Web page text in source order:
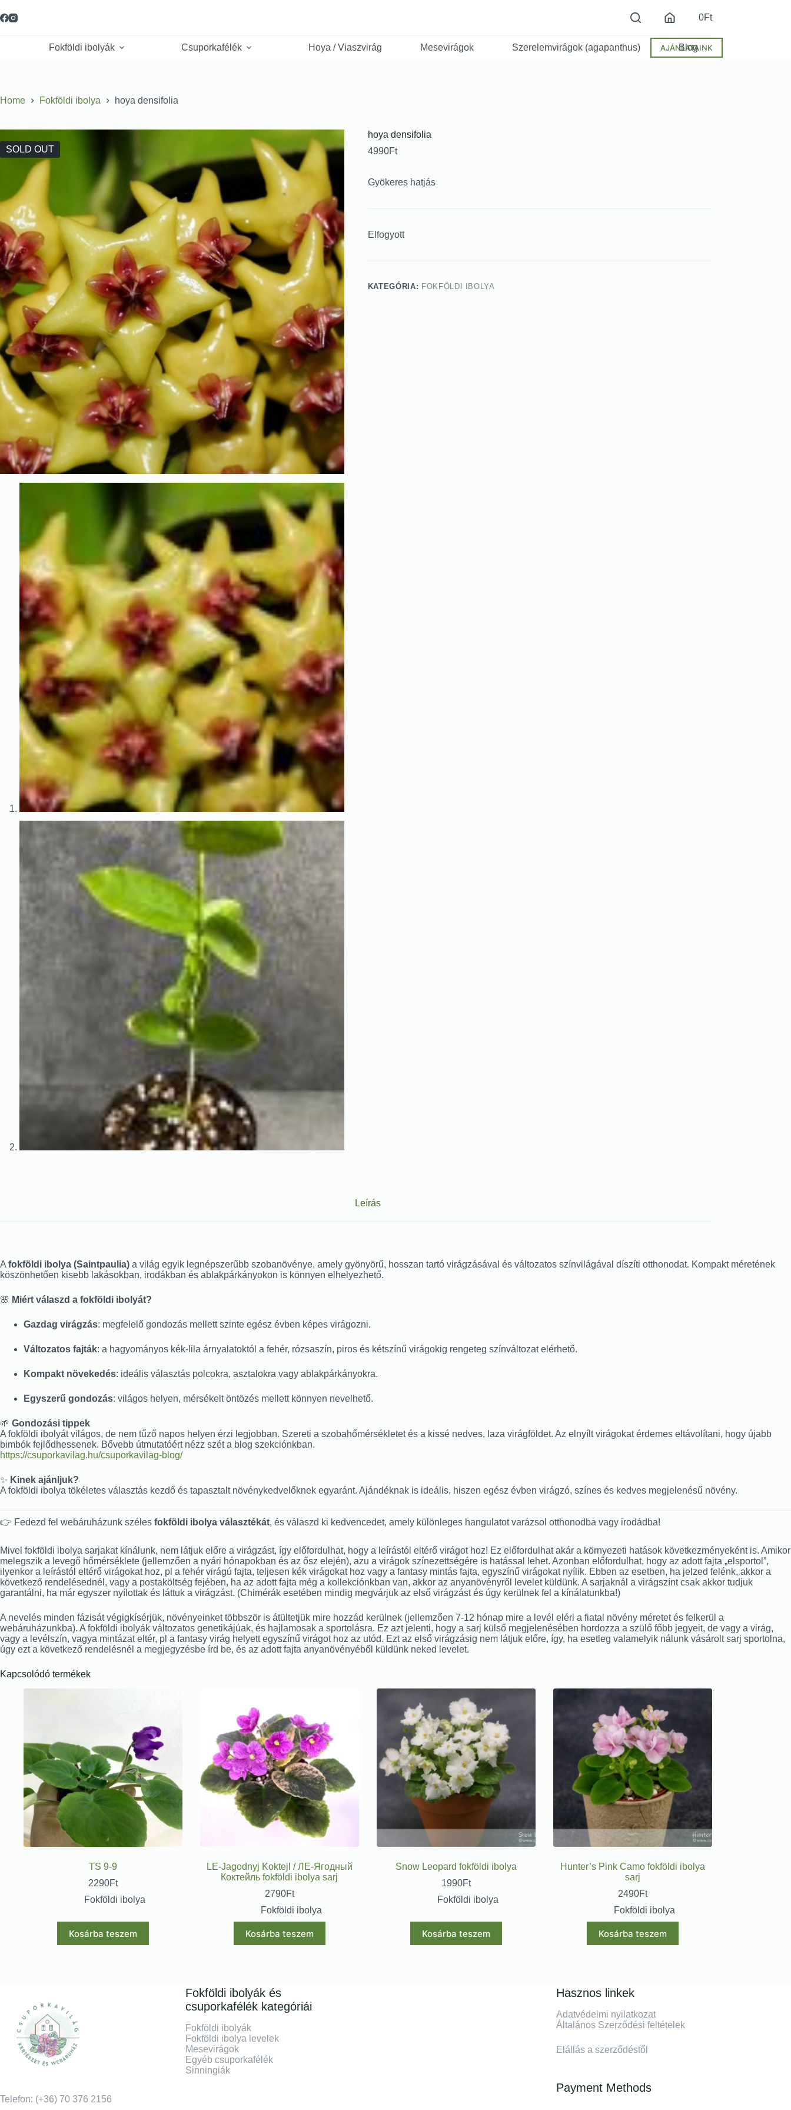
0Ft
Fokföldi ibolyák Csuporkafélék Hoya / Viaszvirág Mesevirágok Szerelemvirágok (agapanthus) Blog
AJÁNLATAINK
Home Fokföldi ibolya hoya densifolia
SOLD OUT
hoya densifolia
4990Ft
Gyökeres hatjás
Elfogyott
KATEGÓRIA: FOKFÖLDI IBOLYA
Leírás
A fokföldi ibolya (Saintpaulia) a világ egyik legnépszerűbb szobanövénye, amely gyönyörű, hosszan tartó virágzásával és változatos színvilágával díszíti otthonodat. Kompakt méretének
köszönhetően kisebb lakásokban, irodákban és ablakpárkányokon is könnyen elhelyezhető.
🌸 Miért válaszd a fokföldi ibolyát?
Gazdag virágzás: megfelelő gondozás mellett szinte egész évben képes virágozni.
Változatos fajták: a hagyományos kék-lila árnyalatoktól a fehér, rózsaszín, piros és kétszínű virágokig rengeteg színváltozat elérhető.
Kompakt növekedés: ideális választás polcokra, asztalokra vagy ablakpárkányokra.
Egyszerű gondozás: világos helyen, mérsékelt öntözés mellett könnyen nevelhető.
🌱 Gondozási tippek
A fokföldi ibolyát világos, de nem tűző napos helyen érzi legjobban. Szereti a szobahőmérsékletet és a kissé nedves, laza virágföldet. Az elnyílt virágokat érdemes eltávolítani, hogy újabb
bimbók fejlődhessenek. Bővebb útmutatóért nézz szét a blog szekciónkban.
https://csuporkavilag.hu/csuporkavilag-blog/
✨ Kinek ajánljuk?
A fokföldi ibolya tökéletes választás kezdő és tapasztalt növénykedvelőknek egyaránt. Ajándéknak is ideális, hiszen egész évben virágzó, színes és kedves megjelenésű növény.
👉 Fedezd fel webáruházunk széles fokföldi ibolya választékát, és válaszd ki kedvencedet, amely különleges hangulatot varázsol otthonodba vagy irodádba!
Mivel fokföldi ibolya sarjakat kínálunk, nem látjuk előre a virágzást, így előfordulhat, hogy a leírástól eltérő virágot hoz! Ez előfordulhat akár a környezeti hatások következményeként is. Amikor
melegszik a levegő hőmérséklete (jellemzően a nyári hónapokban és az ősz elején), azu a virágok színezettségére is hatással lehet. Azonban előfordulhat, hogy az adott fajta „elsportol”,
ilyenkor a leírástól eltérő virágokat hoz, pl a fehér virágú fajta, teljesen kék virágokat hoz vagy a fantasy mintás fajta, egyszínű virágokat nyílik. Ebben az esetben, ha jelzed felénk, akkor a
következő rendelésednél, vagy a postaköltség fejében, ha az adott fajta még a kollekciónkban van, akkor az anyanövényről levelet küldünk. A sarjaknál a virágszínt csak akkor tudjuk
garantálni, ha már egyszer nyílottak és láttuk a virágzást. (Chimérák esetében mindig megvárjuk az első virágzást és úgy kerülnek fel a kínálatunkba!)
A nevelés minden fázisát végigkísérjük, növényeinket többször is átültetjük mire hozzád kerülnek (jellemzően 7-12 hónap mire a levél eléri a fiatal növény méretet és felkerül a
webáruházunkba). A fokföldi ibolyák változatos genetikájúak, és hajlamosak a sportolásra. Ez azt jelenti, hogy a sarj külső megjelenésében hordozza a szülő főbb jegyeit, de vagy a virág,
vagy a levélszín, vagya mintázat eltér, pl a fantasy virág helyett egyszínű virágot hoz az utód. Ezt az első virágzásig nem látjuk előre, így, ha esetleg valamelyik nálunk vásárolt sarj sportolna,
úgy ezt a következő rendelésnél a megjegyzésbe írd be, és az adott fajta anyanövényéből küldünk neked levelet.
Kapcsolódó termékek
TS 9-9
2290Ft
Fokföldi ibolya
Kosárba teszem
LE-Jagodnyj Koktejl / ЛЕ-Ягодный
Коктейль fokföldi ibolya sarj
2790Ft
Fokföldi ibolya
Kosárba teszem
Snow Leopard fokföldi ibolya
1990Ft
Fokföldi ibolya
Kosárba teszem
Hunter’s Pink Camo fokföldi ibolya
sarj
2490Ft
Fokföldi ibolya
Kosárba teszem
Telefon: (+36) 70 376 2156
Fokföldi ibolyák és
csuporkafélék kategóriái
Fokföldi ibolyák
Fokföldi ibolya levelek
Mesevirágok
Egyéb csuporkafélék
Sinningiák
Hasznos linkek
Adatvédelmi nyilatkozat
Általános Szerződési feltételek
Elállás a szerződéstől
Payment Methods